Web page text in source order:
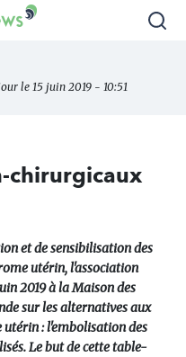
le 15 juin 2019 - 10:51
chirurgicaux
et de sensibilisation des
utérin, l'association
2019 à la Maison des
sur les alternatives aux
: l'embolisation des
Le but de cette table-